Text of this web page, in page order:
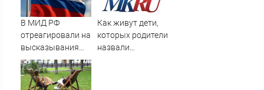
никаких вопросов
В МИД РФ
отреагировали на
высказывания
властей Японии
про атаку на
Хиросиму
Как живут дети,
которых родители
назвали